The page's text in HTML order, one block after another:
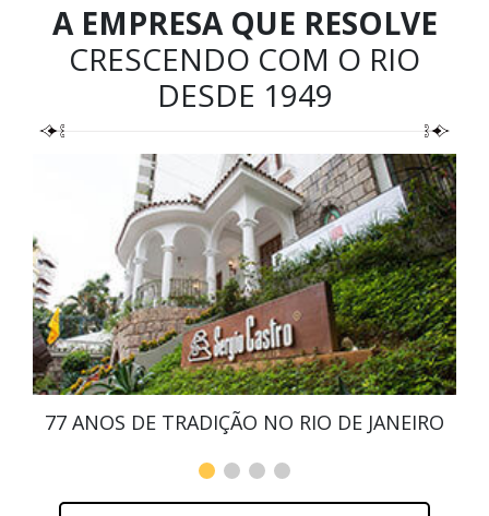
A EMPRESA QUE RESOLVE
CRESCENDO COM O RIO
DESDE 1949
77 ANOS DE TRADIÇÃO NO RIO DE JANEIRO